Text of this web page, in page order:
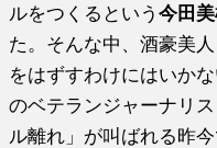
ルをつくるという今田
た。そんな中、酒豪美
をはずすわけにはいか
のベテランジャーナリ
ル離れ」が叫ばれる昨